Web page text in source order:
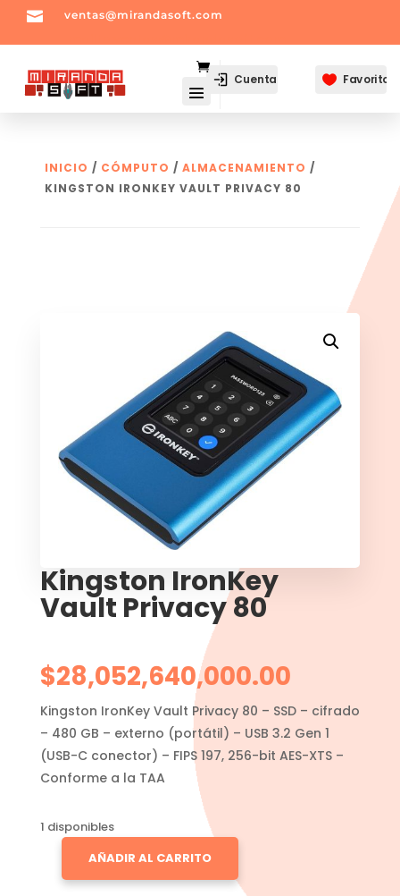
 ventas@mirandasoft.com
Cuenta  Favoritos
INICIO / CÓMPUTO / ALMACENAMIENTO /
KINGSTON IRONKEY VAULT PRIVACY 80
Kingston IronKey
Vault Privacy 80
$28,052,640,000.00
Kingston IronKey Vault Privacy 80 – SSD – cifrado
– 480 GB – externo (portátil) – USB 3.2 Gen 1
(USB-C conector) – FIPS 197, 256-bit AES-XTS –
Conforme a la TAA
1 disponibles
IRONKEY
AÑADIR AL CARRITO